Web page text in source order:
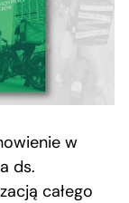
w
ds.
całego